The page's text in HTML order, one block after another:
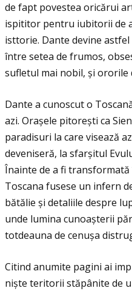
de fapt povestea oricărui
ispititor pentru iubitorii de
isttorie. Dante devine
între setea de frumos,
sufletul mai nobil, și ororile
Dante a cunoscut o
azi. Orașele pitorești ca
paradisuri la care visează
deveniseră, la sfarșitul
Înainte de a fi
Toscana fusese un infern
bătălie și detaliile despre
unde lumina cunoașterii
totdeauna de cenușa
Citind anumite pagini ai
niște teritorii stăpânite de